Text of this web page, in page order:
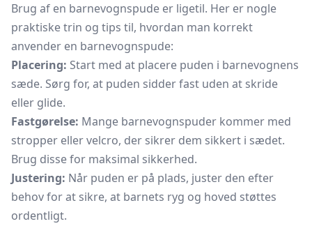
Brug af en barnevognspude er ligetil. Her er nogle
praktiske trin og tips til, hvordan man korrekt
anvender en barnevognspude:
Placering: Start med at placere puden i barnevognens
sæde. Sørg for, at puden sidder fast uden at skride
eller glide.
Fastgørelse: Mange barnevognspuder kommer med
stropper eller velcro, der sikrer dem sikkert i sædet.
Brug disse for maksimal sikkerhed.
Justering: Når puden er på plads, juster den efter
behov for at sikre, at barnets ryg og hoved støttes
ordentligt.